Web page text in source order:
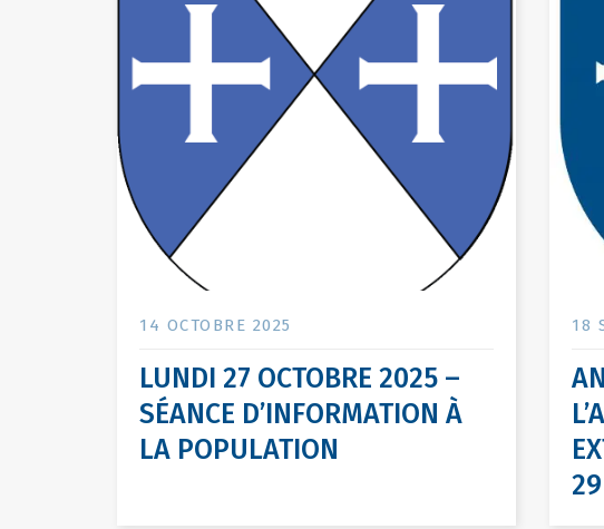
14 OCTOBRE 2025
LUNDI 27 OCTOBRE 2025 –
SÉANCE D’INFORMATION À
LA POPULATION
18